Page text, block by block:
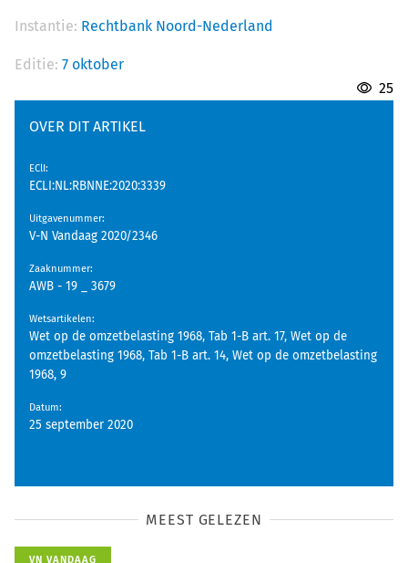
Instantie: Rechtbank Noord-Nederland
Editie: 7 oktober
25
OVER DIT ARTIKEL
EClI:
ECLI:NL:RBNNE:2020:3339
Uitgavenummer:
V-N Vandaag 2020/2346
Zaaknummer:
AWB - 19 _ 3679
Wetsartikelen:
Wet op de omzetbelasting 1968, Tab 1-B art. 17, Wet op de
omzetbelasting 1968, Tab 1-B art. 14, Wet op de omzetbelasting
1968, 9
Datum:
25 september 2020
MEEST GELEZEN
VN VANDAAG